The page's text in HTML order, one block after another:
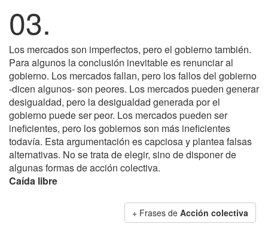
03.
Los mercados son imperfectos, pero el gobierno también.
Para algunos la conclusión inevitable es renunciar al
gobierno. Los mercados fallan, pero los fallos del gobierno
-dicen algunos- son peores. Los mercados pueden generar
desigualdad, pero la desigualdad generada por el
gobierno puede ser peor. Los mercados pueden ser
ineficientes, pero los gobiernos son más ineficientes
todavía. Esta argumentación es capciosa y plantea falsas
alternativas. No se trata de elegir, sino de disponer de
algunas formas de acción colectiva.
Caída libre
+ Frases de Acción colectiva